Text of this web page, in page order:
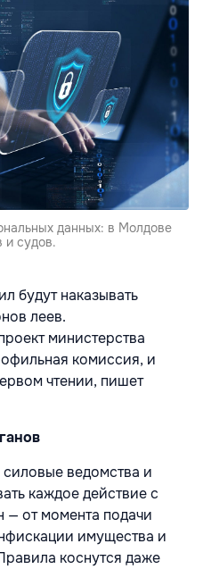
данных: в Молдове
и судов.
будут наказывать
леев.
министерства
комиссия, и
чтении, пишет
ведомства и
каждое действие с
от момента подачи
имущества и
коснутся даже